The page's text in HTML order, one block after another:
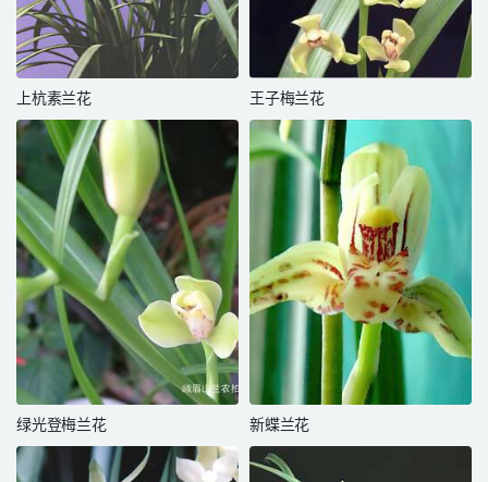
上杭素兰花 王子梅兰花
绿光登梅兰花 新蝶兰花